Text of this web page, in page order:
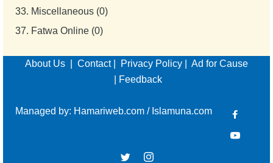
33. Miscellaneous (0)
37. Fatwa Online (0)
About Us Contact| Privacy Policy
Ad for Cause
Feedback
Managed by: Hamariweb.com / Islamuna.com